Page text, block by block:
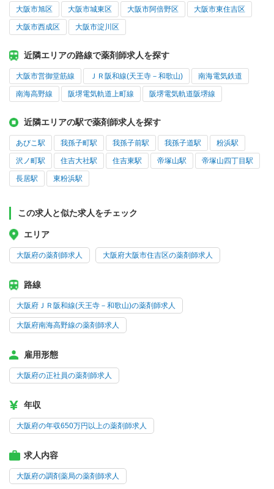
大阪市旭区 大阪市城東区 大阪市阿倍野区 大阪市東住吉区
大阪市西成区 大阪市淀川区
近隣エリアの路線で薬剤師求人を探す
大阪市営御堂筋線 ＪＲ阪和線(天王寺－和歌山) 南海電気鉄道
南海高野線 阪堺電気軌道上町線 阪堺電気軌道阪堺線
近隣エリアの駅で薬剤師求人を探す
あびこ駅 我孫子町駅 我孫子前駅 我孫子道駅 粉浜駅
沢ノ町駅 住吉大社駅 住吉東駅 帝塚山駅 帝塚山四丁目駅
長居駅 東粉浜駅
この求人と似た求人をチェック
エリア
大阪府の薬剤師求人 大阪府大阪市住吉区の薬剤師求人
路線
大阪府ＪＲ阪和線(天王寺－和歌山)の薬剤師求人
大阪府南海高野線の薬剤師求人
雇用形態
大阪府の正社員の薬剤師求人
年収
大阪府の年収650万円以上の薬剤師求人
求人内容
大阪府の調剤薬局の薬剤師求人